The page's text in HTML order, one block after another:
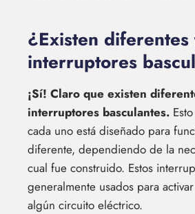
¿Existen
interruptores
¡Sí! Claro que existen
interruptores basculantes.
cada uno está diseñado para
diferente, dependiendo de la
cual fue construido. Estos
generalmente usados para
algún circuito eléctrico.